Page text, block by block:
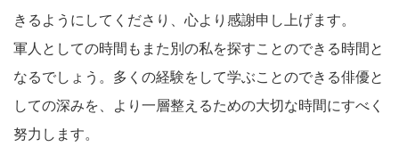
きるようにしてくださり、心より感謝申し上げます。
軍人としての時間もまた別の私を探すことのできる時間と
なるでしょう。多くの経験をして学ぶことのできる俳優と
しての深みを、より一層整えるための大切な時間にすべく
努力します。